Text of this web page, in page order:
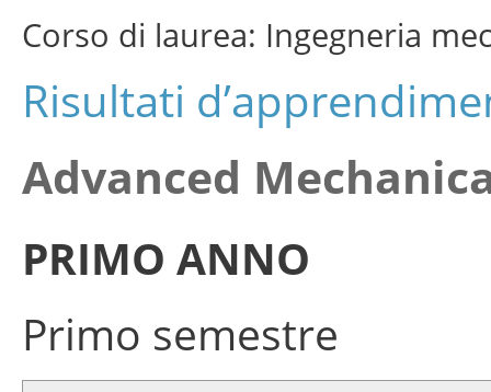
Corso di laurea: Ingegneria
Risultati
Advanced
PRIMO ANNO
Primo semestre